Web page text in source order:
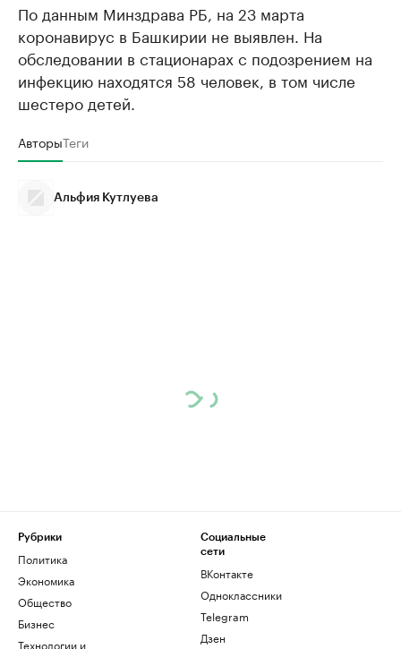
По данным Минздрава РБ, на 23 марта
коронавирус в Башкирии не выявлен. На
обследовании в стационарах с подозрением на
инфекцию находятся 58 человек, в том числе
шестеро детей.
АвторыТеги
Альфия Кутлуева
Рубрики
Политика
Экономика
Общество
Бизнес
Технологии и
Социальные
сети
ВКонтакте
Одноклассники
Telegram
Дзен